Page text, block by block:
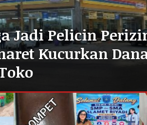
Jadi Pelicin
Kucurkan